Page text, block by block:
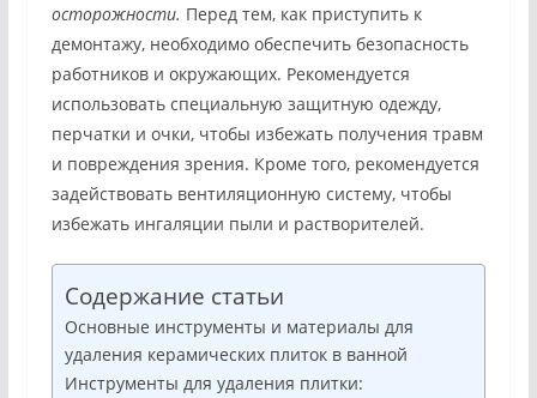
осторожности. Перед тем, как приступить к
демонтажу, необходимо обеспечить безопасность
работников и окружающих. Рекомендуется
использовать специальную защитную одежду,
перчатки и очки, чтобы избежать получения травм
и повреждения зрения. Кроме того, рекомендуется
задействовать вентиляционную систему, чтобы
избежать ингаляции пыли и растворителей.
Содержание статьи
Основные инструменты и материалы для
удаления керамических плиток в ванной
Инструменты для удаления плитки: